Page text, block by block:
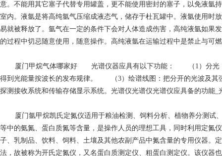
意。不能用其它塞子代替专用罐盖，更不能使用密封的塞子，以免液氩
室内。液氩是将高纯氩气压缩成液态气，储存于杜瓦罐中。液氩使用时
易就被释放了。氩气在一定的条件下会对人体造成伤害，高纯液氩如果
的过程中切忌随意使用，随意操作。高纯液氩在运输过程中是禁止与可
厦门甲烷气体哪家好 光谱仪器应具有以下功能： （1）分光：
得到光能量按波长的发布规律。 （3）绘谱线图：把分开的光波及其
探测接收系统和传输存储显示系统。光谱仪光谱仪光谱仪应具备的功能_
厦门氩甲烷凯氏定氮仪适用于粮油检测、饲料分析、植物养分测试
等中的氨氮、蛋白质氮等含量，是操作人员的理想工具，同时利用定氮
子、乳制品、饮料、饲料、土壤及其他农副产品中氮含量的专用仪器。
法，故被称为开氏定氮仪，又名蛋白质测定仪、粗蛋白测定仪。该仪器